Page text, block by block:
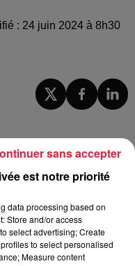
: 24 juin 2024 à 8h30
brune sort des
à Strasbourg :
est notre priorité
data processing based on
Store and/or access
select advertising; Create
to select personalised
Measure content
sans accepter